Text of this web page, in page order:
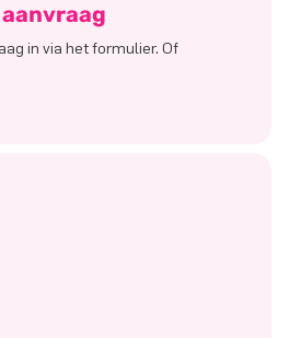
in via het formulier. Of